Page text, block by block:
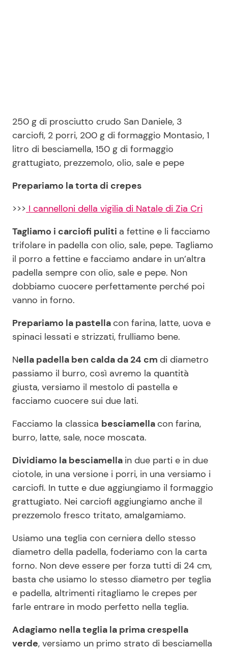
250 g di prosciutto crudo San Daniele, 3
carciofi, 2 porri, 200 g di formaggio Montasio, 1
litro di besciamella, 150 g di formaggio
grattugiato, prezzemolo, olio, sale e pepe
Prepariamo la torta di crepes
>>> I cannelloni della vigilia di Natale di Zia Cri
Tagliamo i carciofi puliti a fettine e li facciamo
trifolare in padella con olio, sale, pepe. Tagliamo
il porro a fettine e facciamo andare in un’altra
padella sempre con olio, sale e pepe. Non
dobbiamo cuocere perfettamente perché poi
vanno in forno.
Prepariamo la pastella con farina, latte, uova e
spinaci lessati e strizzati, frulliamo bene.
Nella padella ben calda da 24 cm di diametro
passiamo il burro, così avremo la quantità
giusta, versiamo il mestolo di pastella e
facciamo cuocere sui due lati.
Facciamo la classica besciamella con farina,
burro, latte, sale, noce moscata.
Dividiamo la besciamella in due parti e in due
ciotole, in una versione i porri, in una versiamo i
carciofi. In tutte e due aggiungiamo il formaggio
grattugiato. Nei carciofi aggiungiamo anche il
prezzemolo fresco tritato, amalgamiamo.
Usiamo una teglia con cerniera dello stesso
diametro della padella, foderiamo con la carta
forno. Non deve essere per forza tutti di 24 cm,
basta che usiamo lo stesso diametro per teglia
e padella, altrimenti ritagliamo le crepes per
farle entrare in modo perfetto nella teglia.
Adagiamo nella teglia la prima crespella
verde, versiamo un primo strato di besciamella